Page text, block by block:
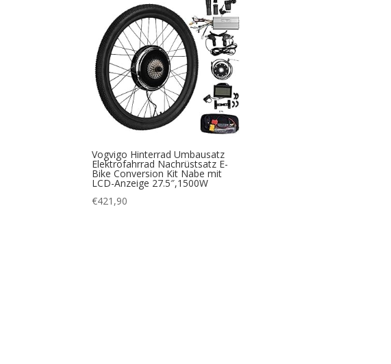
Vogvigo Hinterrad Umbausatz
Elektrofahrrad Nachrüstsatz E-
Bike Conversion Kit Nabe mit
LCD-Anzeige 27.5″,1500W
€421,90